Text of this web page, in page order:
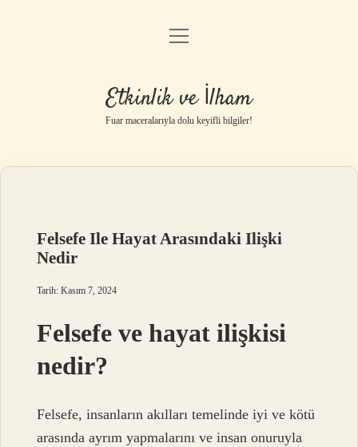
Anasayfa
Gizlilik Politikası
Yasal Uyarı
menüyü
Etkinlik ve İlham
Fuar maceralarıyla dolu keyifli bilgiler!
Felsefe Ile Hayat Arasındaki Ilişki
Nedir
Tarih: Kasım 7, 2024
Felsefe ve hayat ilişkisi
nedir?
Felsefe, insanların akılları temelinde iyi ve kötü
arasında ayrım yapmalarını ve insan onuruyla